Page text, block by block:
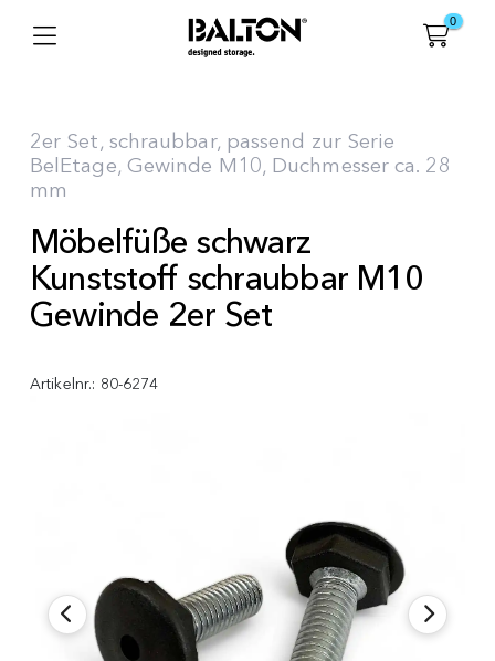
0
2er Set, schraubbar, passend zur Serie
BelEtage, Gewinde M10, Duchmesser ca. 28
mm
Möbelfüße schwarz
Kunststoff schraubbar M10
Gewinde 2er Set
Artikelnr.: 80-6274